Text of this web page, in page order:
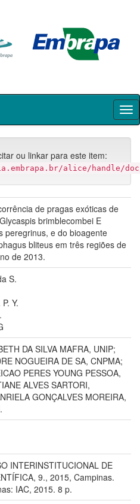
ou linkar para este item:
alice/handle/doc/
de pragas exóticas de
brimblecombei E
peregrinus, e do bioagente
bliteus em três regiões de
de 2013.
S.
Y.
DA SILVA MAFRA, UNIP;
NOGUEIRA DE SA, CNPMA;
PERES YOUNG PESSOA,
ALVES SARTORI,
GONÇALVES MOREIRA,
INTERINSTITUCIONAL DE
9., 2015, Campinas.
IAC, 2015. 8 p.